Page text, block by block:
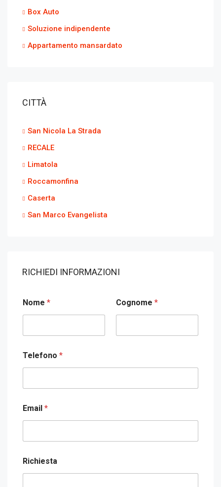
Box Auto
Soluzione indipendente
Appartamento mansardato
CITTÀ
San Nicola La Strada
RECALE
Limatola
Roccamonfina
Caserta
San Marco Evangelista
RICHIEDI INFORMAZIONI
Nome * Cognome *
Telefono *
Email *
Richiesta